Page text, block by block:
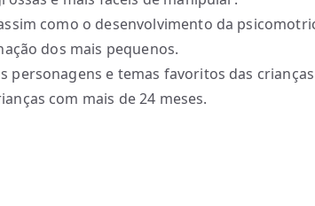
como o desenvolvimento da
dos mais pequenos.
personagens e temas favoritos das
com mais de 24 meses.